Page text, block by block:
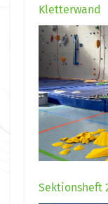
Kletterwand
Sektionsheft